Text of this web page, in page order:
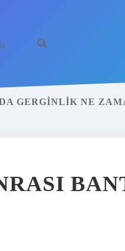
GERGINLIK NE